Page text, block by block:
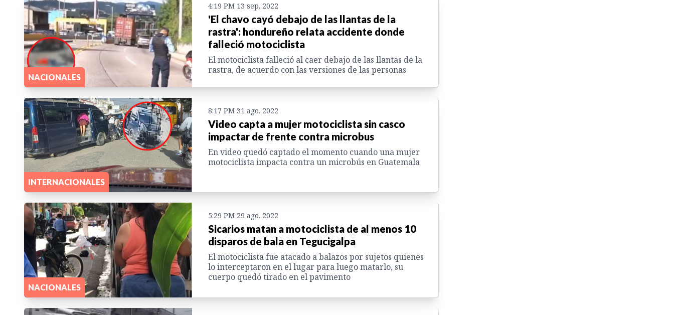
NACIONALES
4:19 PM 13 sep. 2022
'El chavo cayó debajo de las llantas de la
rastra': hondureño relata accidente donde
falleció motociclista
El motociclista falleció al caer debajo de las llantas de la
rastra, de acuerdo con las versiones de las personas
INTERNACIONALES
8:17 PM 31 ago. 2022
Video capta a mujer motociclista sin casco
impactar de frente contra microbus
En video quedó captado el momento cuando una mujer
motociclista impacta contra un microbús en Guatemala
NACIONALES
5:29 PM 29 ago. 2022
Sicarios matan a motociclista de al menos 10
disparos de bala en Tegucigalpa
El motociclista fue atacado a balazos por sujetos quienes
lo interceptaron en el lugar para luego matarlo, su
cuerpo quedó tirado en el pavimento